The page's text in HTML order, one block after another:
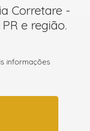
Corretare -
e região.
informações